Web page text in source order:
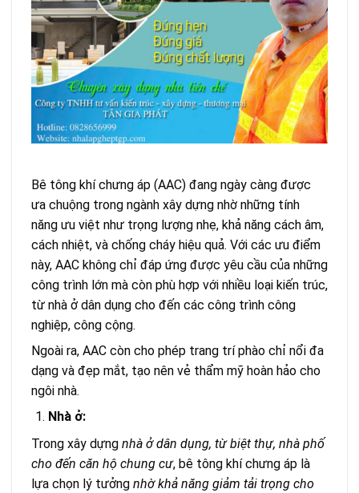
Bê tông khí chưng áp (AAC) đang ngày càng được
ưa chuộng trong ngành xây dựng nhờ những tính
năng ưu việt như trọng lượng nhẹ, khả năng cách âm,
cách nhiệt, và chống cháy hiệu quả. Với các ưu điểm
này, AAC không chỉ đáp ứng được yêu cầu của những
công trình lớn mà còn phù hợp với nhiều loại kiến trúc,
từ nhà ở dân dụng cho đến các công trình công
nghiệp, công cộng.
Ngoài ra, AAC còn cho phép trang trí phào chỉ nổi đa
dạng và đẹp mắt, tạo nên vẻ thẩm mỹ hoàn hảo cho
ngôi nhà.
Nhà ở:
Trong xây dựng nhà ở dân dụng, từ biệt thự, nhà phố
cho đến căn hộ chung cư, bê tông khí chưng áp là
lựa chọn lý tưởng nhờ khả năng giảm tải trọng cho